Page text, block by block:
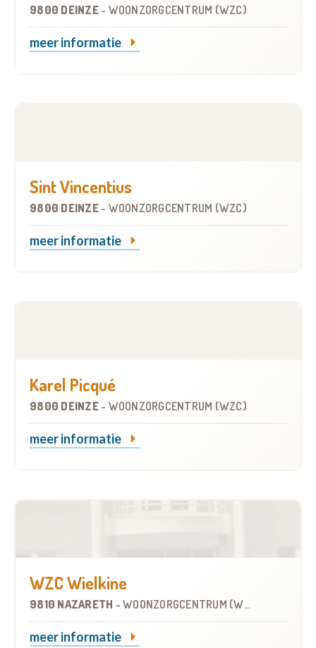
9800 DEINZE - WOONZORGCENTRUM (WZC)
meer informatie
Sint Vincentius
9800 DEINZE - WOONZORGCENTRUM (WZC)
meer informatie
Karel Picqué
9800 DEINZE - WOONZORGCENTRUM (WZC)
meer informatie
WZC Wielkine
9810 NAZARETH - WOONZORGCENTRUM (WZC)
meer informatie